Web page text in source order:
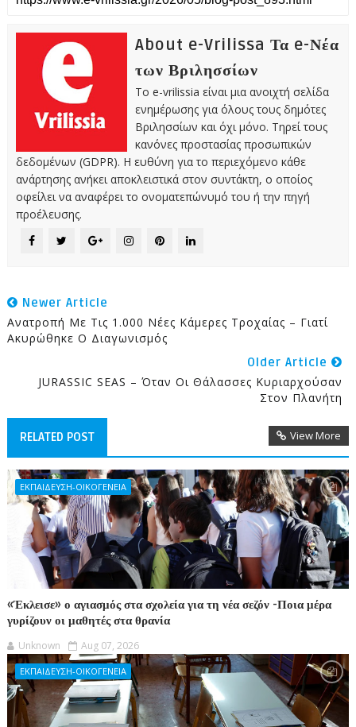
About e-Vrilissa Τα e-Νέα
των Βριλησσίων
Το e-vrilissia είναι μια ανοιχτή σελίδα
ενημέρωσης για όλους τους δημότες
Βριλησσίων και όχι μόνο. Τηρεί τους
κανόνες προστασίας προσωπικών
δεδομένων (GDPR). Η ευθύνη για το περιεχόμενο κάθε
ανάρτησης ανήκει αποκλειστικά στον συντάκτη, ο οποίος
οφείλει να αναφέρει το ονοματεπώνυμό του ή την πηγή
προέλευσης.
Newer Article
Ανατροπή Με Τις 1.000 Νέες Κάμερες Τροχαίας – Γιατί
Ακυρώθηκε Ο Διαγωνισμός
Older Article
JURASSIC SEAS – Όταν Οι Θάλασσες Κυριαρχούσαν
Στον Πλανήτη
RELATED POST View More
ΕΚΠΑΙΔΕΥΣΗ-ΟΙΚΟΓΕΝΕΙΑ
«Έκλεισε» ο αγιασμός στα σχολεία για τη νέα σεζόν -Ποια μέρα
γυρίζουν οι μαθητές στα θρανία
Unknown Aug 07, 2026
ΕΚΠΑΙΔΕΥΣΗ-ΟΙΚΟΓΕΝΕΙΑ